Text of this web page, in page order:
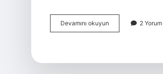
Devamını okuyun Menopoz
Atakları
2 Yorum